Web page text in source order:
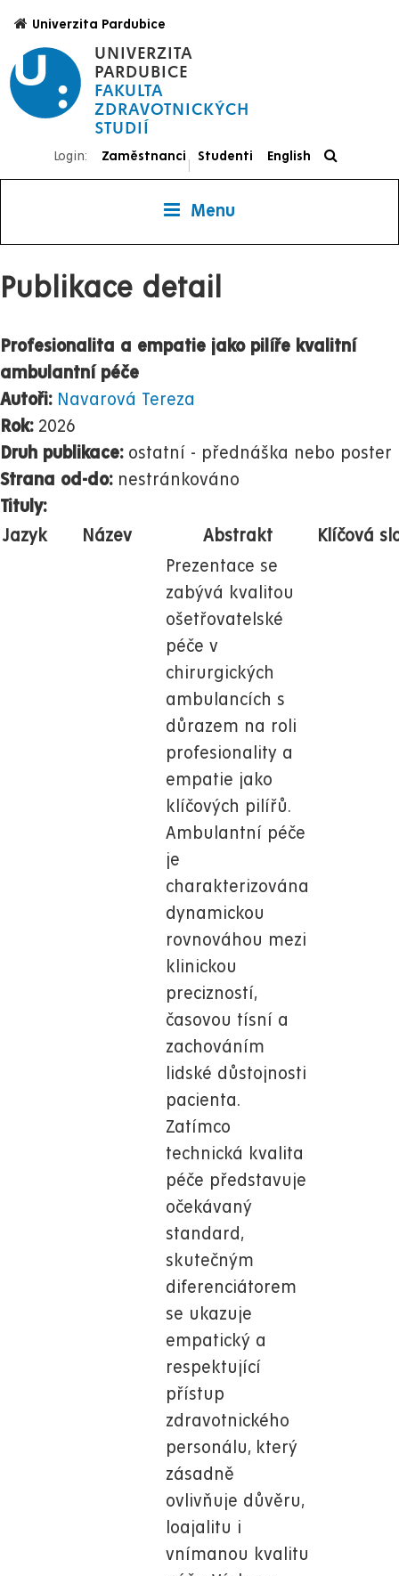
hlavnímu
obsahu
UNIVERZITA
PARDUBICE
FAKULTA
ZDRAVOTNICKÝCH
STUDIÍ
Univerzita Pardubice
Login: Zaměstnanci
|
Studenti English
Menu
Publikace detail
Profesionalita a empatie jako pilíře kvalitní
ambulantní péče
Autoři: Navarová Tereza
Rok: 2026
Druh publikace: ostatní - přednáška nebo poster
Strana od-do: nestránkováno
Tituly:
Jazyk
Název Abstrakt Klíčová
Prezentace se
zabývá kvalitou
ošetřovatelské
péče v
chirurgických
ambulancích s
důrazem na roli
profesionality a
empatie jako
klíčových pilířů.
Ambulantní péče
je
charakterizována
dynamickou
rovnováhou mezi
klinickou
precizností,
časovou tísní a
zachováním
lidské důstojnosti
pacienta.
Zatímco
technická kvalita
péče představuje
očekávaný
standard,
skutečným
diferenciátorem
se ukazuje
empatický a
respektující
přístup
zdravotnického
personálu, který
zásadně
ovlivňuje důvěru,
loajalitu i
vnímanou kvalitu